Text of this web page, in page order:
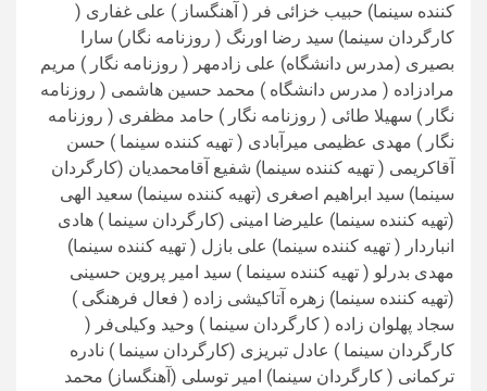
کننده سینما) حبیب خزائی فر ( آهنگساز ) علی غفاری (
کارگردان سینما) سید رضا اورنگ ( روزنامه نگار) سارا
بصیری (مدرس دانشگاه) علی زادمهر ( روزنامه نگار ) مریم
مرادزاده ( مدرس دانشگاه ) محمد حسین هاشمی ( روزنامه
نگار ) سهیلا طائی ( روزنامه نگار ) حامد مظفری ( روزنامه
نگار ) مهدی عظیمی میرآبادی ( تهیه کننده سینما ) حسن
آقاکریمی ( تهیه کننده سینما) شفیع آقامحمدیان (کارگردان
سینما) سید ابراهیم اصغری (تهیه کننده سینما) سعید الهی
(تهیه کننده سینما) علیرضا امینی (کارگردان سینما ) هادی
انباردار ( تهیه کننده سینما) علی بازل ( تهیه کننده سینما)
مهدی بدرلو ( تهیه کننده سینما ) سید امیر پروین حسینی
(تهیه کننده سینما) زهره آتاکیشی زاده ( فعال فرهنگی )
سجاد پهلوان زاده ( کارگردان سینما ) وحید وکیلی‌فر (
کارگردان سینما ) عادل تبریزی (کارگردان سینما ) نادره
ترکمانی ( کارگردان سینما) امیر توسلی (آهنگساز) محمد